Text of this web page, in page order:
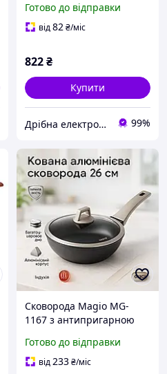
Готово до відправки
від82₴/міс
822₴
Купити
Дрібна електроніка та посуд для вашого дому 99%
Сковорода Magio MG-
1167 з антипригарною
сковорода з індукційним
дном
Готово до відправки
від233₴/міс